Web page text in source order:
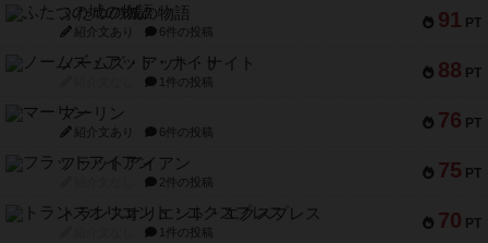
91 PT
ふたつの城の物語
紹介文あり 6件の投稿
88 PT
ノームズ・アット・ナイト
1件の投稿
76 PT
マーリン
紹介文あり 6件の投稿
75 PT
フラットアイアン
2件の投稿
70 PT
トランスオリエント・エクスプレス
1件の投稿